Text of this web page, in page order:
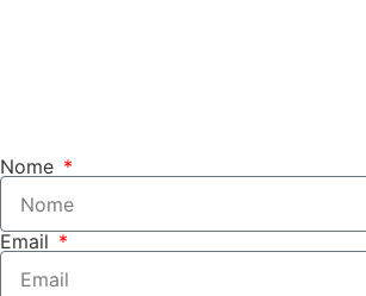
Nome
Email